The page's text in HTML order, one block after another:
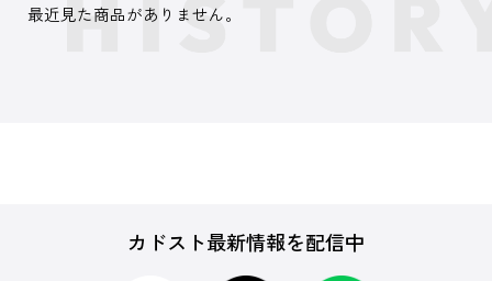
最近見た商品がありません。
カドスト最新情報を配信中